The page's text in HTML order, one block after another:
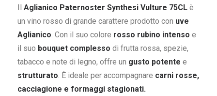
Il Aglianico Paternoster Synthesi Vulture 75CL è
un vino rosso di grande carattere prodotto con uve
Aglianico. Con il suo colore rosso rubino intenso e
il suo bouquet complesso di frutta rossa, spezie,
tabacco e note di legno, offre un gusto potente e
strutturato. È ideale per accompagnare carni rosse,
cacciagione e formaggi stagionati.